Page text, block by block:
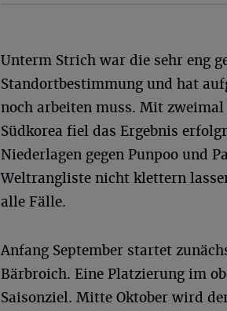
Unterm Strich war die sehr eng
Standortbestimmung und hat
noch arbeiten muss. Mit
Südkorea fiel das Ergebnis
Niederlagen gegen Punpoo und
Weltrangliste nicht klettern
alle Fälle.
Anfang September startet
Bärbroich. Eine Platzierung im
Saisonziel. Mitte Oktober wird